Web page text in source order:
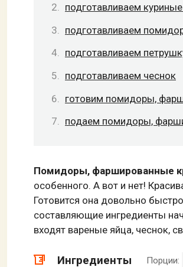
подготавливаем
подготавливаем
подготавливаем
подготавливаем чеснок
готовим помидоры,
подаем помидоры,
Помидоры, фаршированные
особенного. А вот и нет!
Готовится она довольно
составляющие ингредиенты
входят вареные яйца, чеснок,
Ингредиенты Порции: